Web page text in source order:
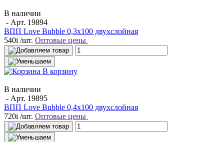
В наличии
- Арт. 19894
ВПП Love Bubble 0,3х100 двухслойная
540i /шт. Оптовые цены
В корзину
В наличии
- Арт. 19895
ВПП Love Bubble 0,4х100 двухслойная
720i /шт. Оптовые цены